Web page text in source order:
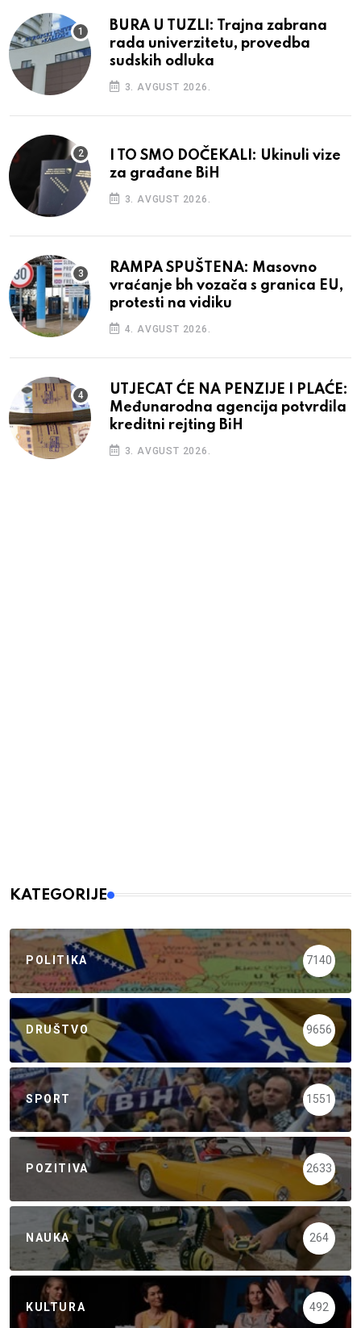
BURA U TUZLI: Trajna zabrana
rada univerzitetu, provedba
sudskih odluka
3. AVGUST 2026.
I TO SMO DOČEKALI: Ukinuli vize
za građane BiH
3. AVGUST 2026.
RAMPA SPUŠTENA: Masovno
vraćanje bh vozača s granica EU,
protesti na vidiku
4. AVGUST 2026.
UTJECAT ĆE NA PENZIJE I PLAĆE:
Međunarodna agencija potvrdila
kreditni rejting BiH
3. AVGUST 2026.
KATEGORIJE
POLITIKA 7140
DRUŠTVO 9656
SPORT 1551
POZITIVA 2633
NAUKA 264
KULTURA 492